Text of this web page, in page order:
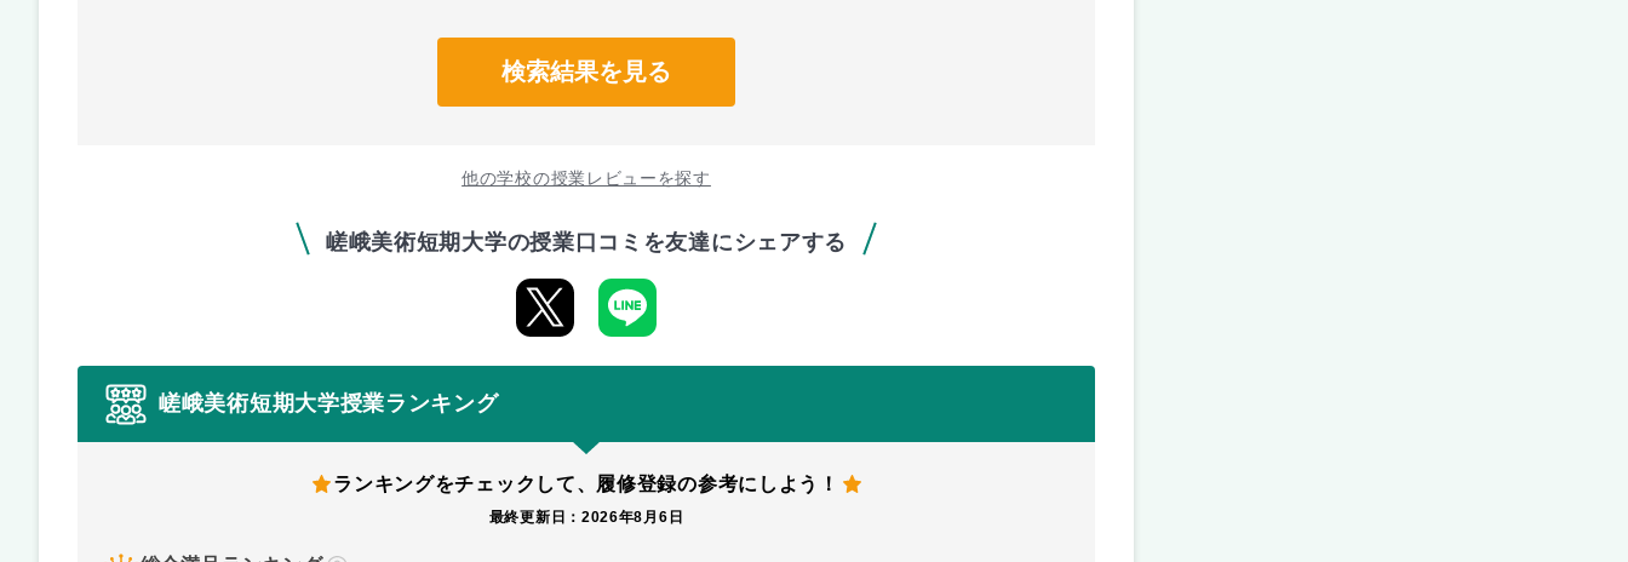
検索結果を見る
他の学校の授業レビューを探す
嵯峨美術短期大学の授業口コミを友達にシェアする
嵯峨美術短期大学授業ランキング
ランキングをチェックして、 履修登録の参考にしよう！
最終更新日：2026年8月6日